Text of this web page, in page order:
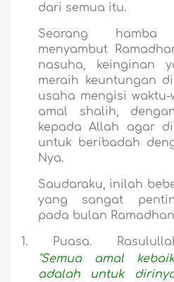
dari semua itu.
Seorang
menyambut
nasuha, keinginan
meraih keuntungan
usaha mengisi
amal shalih,
kepada Allah agar
untuk beribadah
Nya.
Saudaraku, inilah
yang sangat
pada bulan
1. Puasa.
"Semua amal
adalah untuk